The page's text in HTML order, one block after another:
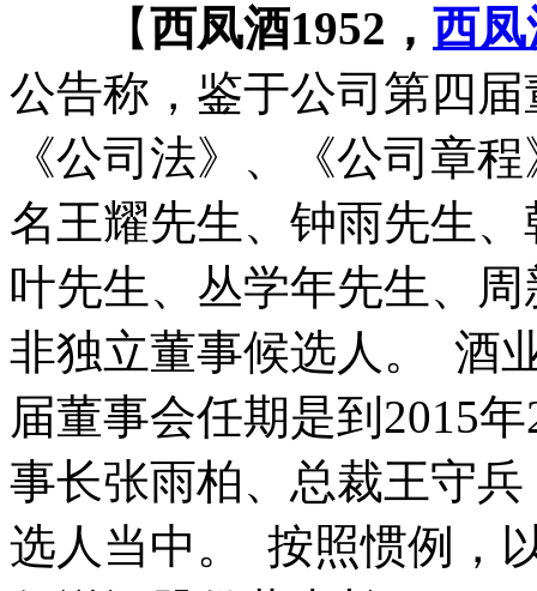
【西凤酒1952， 西
公告称，鉴于公司第四
《公司法》、《公司章
名王耀先生、钟雨先生
叶先生、丛学年先生、
非独立董事候选人。 酒
届董事会任期是到2015
事长张雨柏、总裁王守
选人当中。 按照惯例，